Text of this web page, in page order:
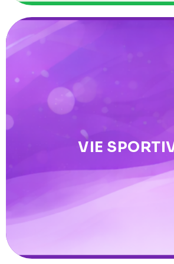
VIE
Coordination & organisation des